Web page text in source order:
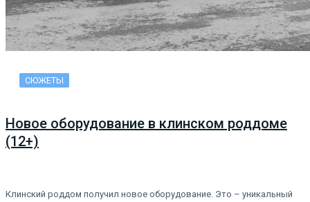
СЮЖЕТЫ
Новое оборудование в клинском роддоме
(12+)
Клинский роддом получил новое оборудование. Это – уникальный